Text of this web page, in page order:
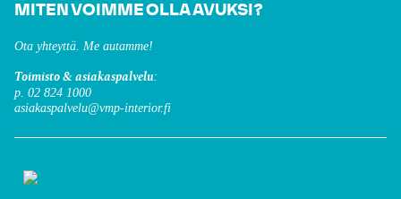
MITEN VOIMME OLLA AVUKSI?
Ota yhteyttä. Me autamme!
Toimisto & asiakaspalvelu:
p. 02 824 1000
asiakaspalvelu@vmp-interior.fi